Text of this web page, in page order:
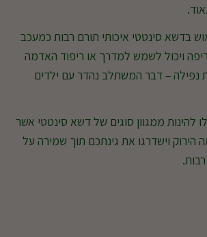
בדשא סינטטי איכותי תורם רבות כמעכב
ויכול לשמש למדרך או ריפוד האדמה
נפילה – דבר המשתלב נהדר עם ילדים
להינות ממגוון סוגים של דשא סינטטי אשר
הירוק וישדרגו את גינתכם תוך שמירה על